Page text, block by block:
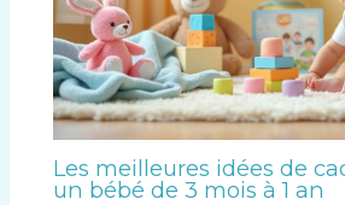
Les meilleures idées de
un bébé de 3 mois à 1 an